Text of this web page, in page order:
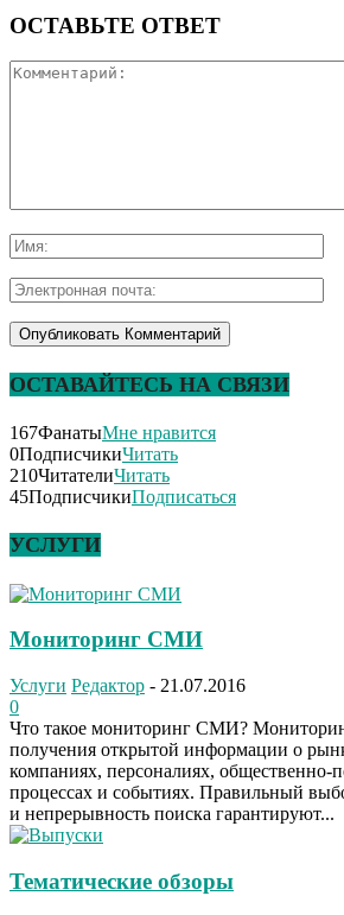
ОСТАВЬТЕ ОТВЕТ
ОСТАВАЙТЕСЬ НА СВЯЗИ
167ФанатыМне нравится
0ПодписчикиЧитать
210ЧитателиЧитать
45ПодписчикиПодписаться
УСЛУГИ
Мониторинг СМИ
Услуги Редактор - 21.07.2016
0
Что такое мониторинг СМИ?
получения открытой информации о
компаниях, персоналиях, общественно-
процессах и событиях. Правильный
и непрерывность поиска гарантируют...
Тематические обзоры